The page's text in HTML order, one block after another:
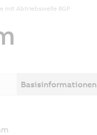
mit Abtriebswelle 8GP
Basisinformationen